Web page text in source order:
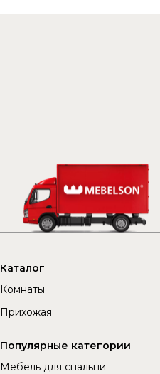
Каталог
Комнаты
Прихожая
Популярные категории
Мебель для спальни